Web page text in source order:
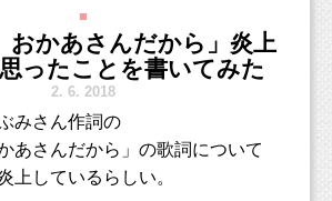
日限定＞
も、明るく優しい仕上がりにな
るマタニティさんとそのご家族
雰囲気で写真に、
残していきたいと思っていま
オムツ替えができます！
あるトイレもありますが、
でにオムツも替えて、
た。
ォトのキャンペーンを実施しています！
ケーキ」って何？
ょうから、
いただきますね！
、
■
おかあさんだから」炎上
ったことを書いてみた
2. 6. 2018
みさん作詞の
あさんだから」の歌詞について
上しているらしい。